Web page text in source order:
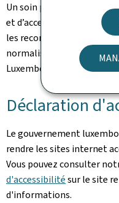
Un soin particulier a été
et d’accessibilité
les recommandations du
normalisation web du
Luxembourg).
Déclaration
Le gouvernement
rendre les sites internet
Vous pouvez consulter
d'accessibilitésur le site
d'informations.